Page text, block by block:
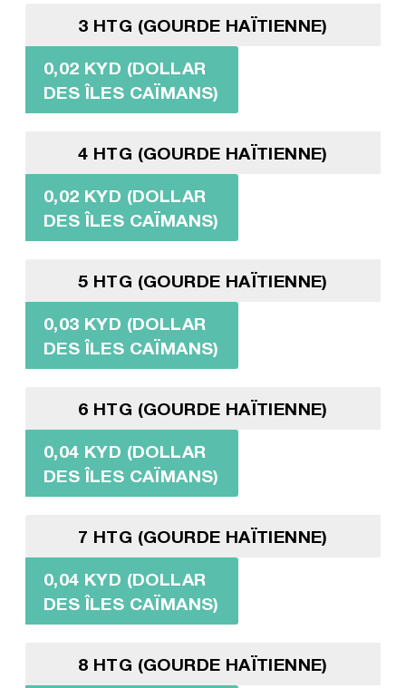
3 HTG (GOURDE HAÏTIENNE)
0,02 KYD (DOLLAR
DES ÎLES CAÏMANS)
4 HTG (GOURDE HAÏTIENNE)
0,02 KYD (DOLLAR
DES ÎLES CAÏMANS)
5 HTG (GOURDE HAÏTIENNE)
0,03 KYD (DOLLAR
DES ÎLES CAÏMANS)
6 HTG (GOURDE HAÏTIENNE)
0,04 KYD (DOLLAR
DES ÎLES CAÏMANS)
7 HTG (GOURDE HAÏTIENNE)
0,04 KYD (DOLLAR
DES ÎLES CAÏMANS)
8 HTG (GOURDE HAÏTIENNE)